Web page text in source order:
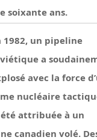
soixante ans.
1982, un pipeline
a
avec la force
nucléaire
attribuée à un
canadien volé.